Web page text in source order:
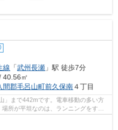
線 「武州長瀬 」駅 徒歩7分
40.56㎡
間郡毛呂山町前久保南４丁目
」まで442mです。電車移動の多い方
所が平坦なのは、ランニングをする
は通...